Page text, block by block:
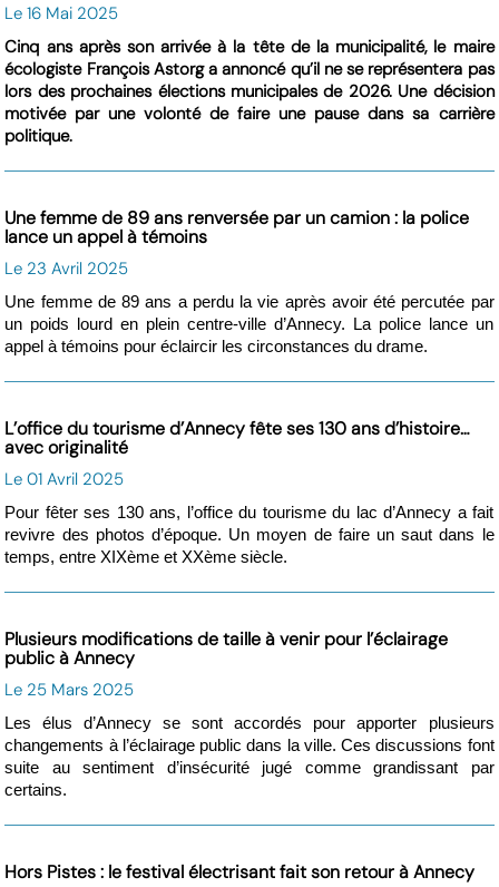
Le 16 Mai 2025
Cinq ans après son arrivée à la tête de la municipalité, le maire
écologiste François Astorg a annoncé qu’il ne se représentera pas
lors des prochaines élections municipales de 2026. Une décision
motivée par une volonté de faire une pause dans sa carrière
politique.
Une femme de 89 ans renversée par un camion : la police
lance un appel à témoins
Le 23 Avril 2025
Une femme de 89 ans a perdu la vie après avoir été percutée par
un poids lourd en plein centre-ville d’Annecy. La police lance un
appel à témoins pour éclaircir les circonstances du drame.
L’office du tourisme d’Annecy fête ses 130 ans d’histoire…
avec originalité
Le 01 Avril 2025
Pour fêter ses 130 ans, l’office du tourisme du lac d’Annecy a fait
revivre des photos d’époque. Un moyen de faire un saut dans le
temps, entre XIXème et XXème siècle.
Plusieurs modifications de taille à venir pour l’éclairage
public à Annecy
Le 25 Mars 2025
Les élus d’Annecy se sont accordés pour apporter plusieurs
changements à l’éclairage public dans la ville. Ces discussions font
suite au sentiment d’insécurité jugé comme grandissant par
certains.
Hors Pistes : le festival électrisant fait son retour à Annecy